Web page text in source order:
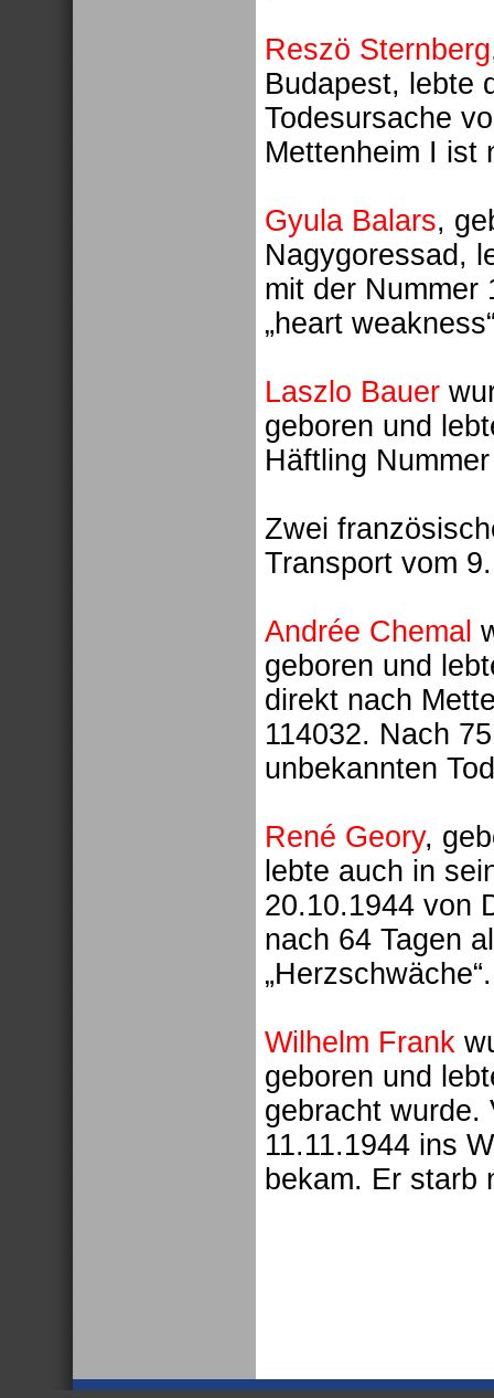
Reszö Sternberg
Budapest, lebte
Todesursache
Mettenheim I ist
Gyula Balars,
Nagygoressad,
mit der Nummer
„heart
Laszlo Bauer
geboren und
Häftling
Zwei
Transport vom
Andrée Chemal
geboren und
direkt nach
114032. Nach
unbekannten
René Geory,
lebte auch in
20.10.1944 von
nach 64 Tagen
„Herzschwäche“.
Wilhelm Frank
geboren und
gebracht wurde.
11.11.1944 ins
bekam. Er starb